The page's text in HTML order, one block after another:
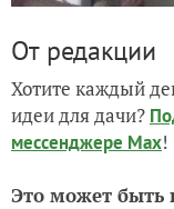
От редакции
Хотите каждый
идеи для дачи?
мессенджере Max!
Это может быть